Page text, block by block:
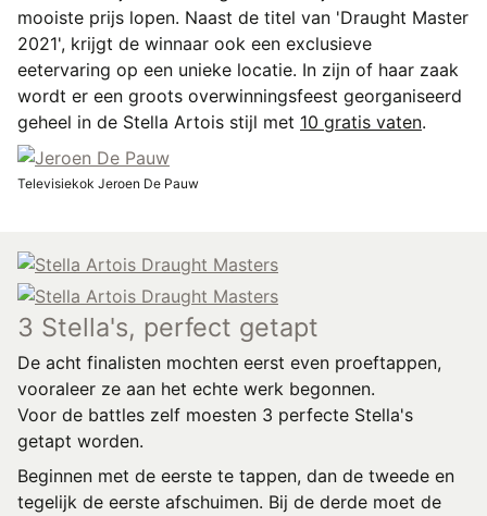
mooiste prijs lopen. Naast de titel van 'Draught Master
2021', krijgt de winnaar ook een exclusieve
eetervaring op een unieke locatie. In zijn of haar zaak
wordt er een groots overwinningsfeest georganiseerd
geheel in de Stella Artois stijl met 10 gratis vaten.
Televisiekok Jeroen De Pauw
3 Stella's, perfect getapt
De acht finalisten mochten eerst even proeftappen,
vooraleer ze aan het echte werk begonnen.
Voor de battles zelf moesten 3 perfecte Stella's
getapt worden.
Beginnen met de eerste te tappen, dan de tweede en
tegelijk de eerste afschuimen. Bij de derde moet de